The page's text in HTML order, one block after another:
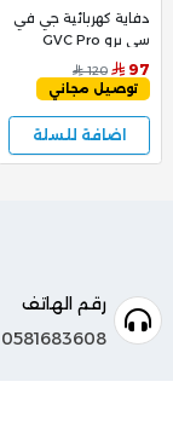
دفاية كهربائية جي في
سي برو GVC Pro
مستطيل - GVCHT-
1802
97
120
توصيل مجاني
اضافة للسلة
رقم الهاتف
0581683608